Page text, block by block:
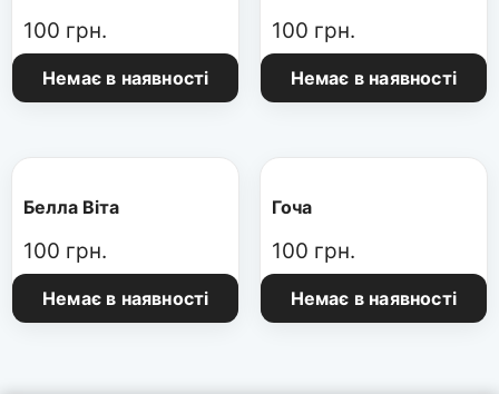
100 грн.
Немає в наявності
100 грн.
Немає в наявності
Белла Віта
100 грн.
Немає в наявності
Гоча
100 грн.
Немає в наявності